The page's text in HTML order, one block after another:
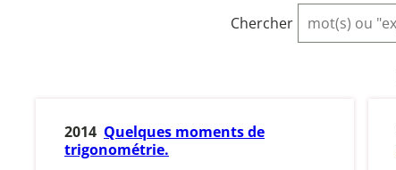
Chercher
2014 Quelques moments de
trigonométrie.